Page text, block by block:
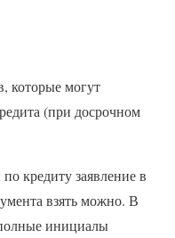
которые могут
(при досрочном
кредиту заявление в
взять можно. В
полные инициалы